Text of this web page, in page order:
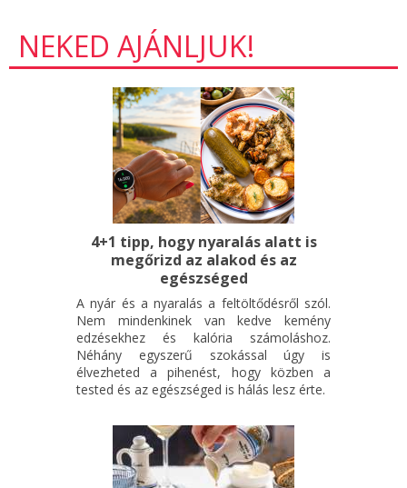
NEKED AJÁNLJUK!
4+1 tipp, hogy nyaralás alatt is
megőrizd az alakod és az
egészséged
A nyár és a nyaralás a feltöltődésről szól.
Nem mindenkinek van kedve kemény
edzésekhez és kalória számoláshoz.
Néhány egyszerű szokással úgy is
élvezheted a pihenést, hogy közben a
tested és az egészséged is hálás lesz érte.